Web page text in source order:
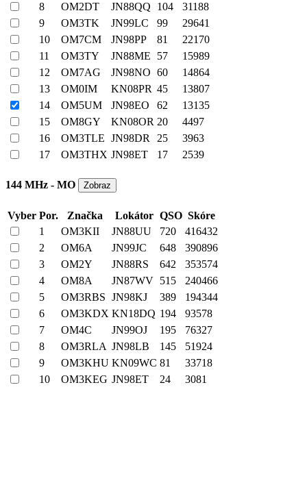
8
OM2DT JN88QQ 104
31188
9
OM3TK JN99LC 99
29641
10
OM7CM JN98PP 81
22170
11
OM3TY JN88ME 57
15989
12
OM7AG JN98NO 60
14864
13
OM0IM KN08PR 45
13807
14
OM5UM JN98EO 62
13135
15
OM8GY KN08OR 20
4497
16
OM3TLE JN98DR 25
3963
17
OM3THX JN98ET 17 2539
144 MHz - MO
Vyber Por. Značka Lokátor QSO Skóre
1
OM3KII JN88UU 720
416432
2
OM6A JN99JC 648
390896
3
OM2Y JN88RS 642
353574
4
OM8A JN87WV 515
240466
5
OM3RBS JN98KJ 389
194344
6
OM3KDX KN18DQ 194
93578
7
OM4C JN99OJ 195
76327
8
OM3RLA JN98LB 145
51924
9
OM3KHU KN09WC 81
33718
10
OM3KEG JN98ET 24 3081